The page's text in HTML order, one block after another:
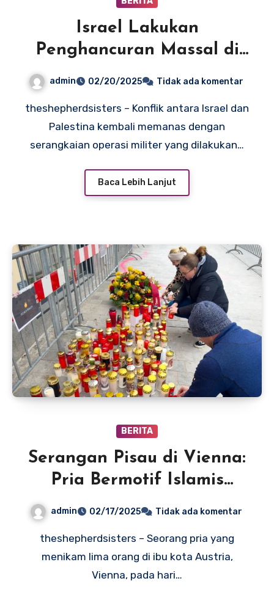
Israel Lakukan
Penghancuran Massal di
Tepi Barat, Ribuan Warga
admin 02/20/2025 Tidak ada komentar
theshepherdsisters – Konflik antara Israel dan
Palestina kembali memanas dengan
serangkaian operasi militer yang dilakukan…
Baca Lebih Lanjut
BERITA
Serangan Pisau di Vienna:
Pria Bermotif Islamis
Tertangkap, Lima Orang
admin 02/17/2025 Tidak ada komentar
theshepherdsisters – Seorang pria yang
menikam lima orang di ibu kota Austria,
Vienna, pada hari…